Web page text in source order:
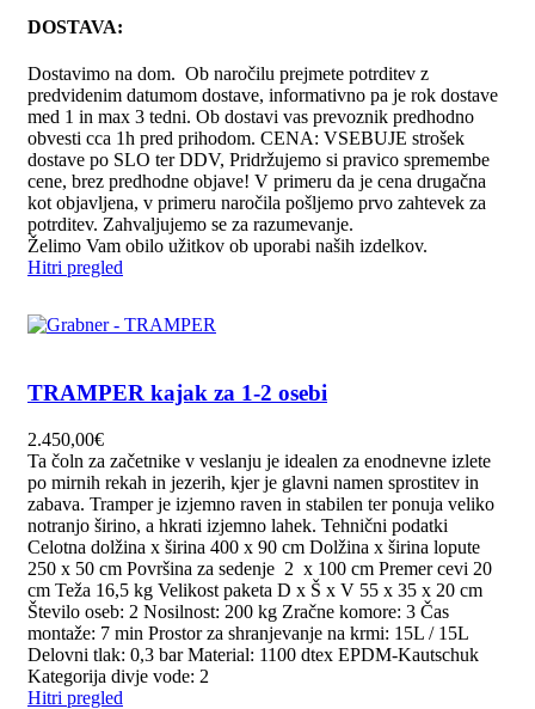
DOSTAVA:
Dostavimo na dom. Ob naročilu prejmete potrditev z
predvidenim datumom dostave, informativno pa je rok dostave
med 1 in max 3 tedni. Ob dostavi vas prevoznik predhodno
obvesti cca 1h pred prihodom. CENA: VSEBUJE strošek
dostave po SLO ter DDV, Pridržujemo si pravico spremembe
cene, brez predhodne objave! V primeru da je cena drugačna
kot objavljena, v primeru naročila pošljemo prvo zahtevek za
potrditev. Zahvaljujemo se za razumevanje.
Želimo Vam obilo užitkov ob uporabi naših izdelkov.
Hitri pregled
TRAMPER kajak za 1-2 osebi
2.450,00€
Ta čoln za začetnike v veslanju je idealen za enodnevne izlete
po mirnih rekah in jezerih, kjer je glavni namen sprostitev in
zabava. Tramper je izjemno raven in stabilen ter ponuja veliko
notranjo širino, a hkrati izjemno lahek. Tehnični podatki
Celotna dolžina x širina 400 x 90 cm Dolžina x širina lopute
250 x 50 cm Površina za sedenje 2 x 100 cm Premer cevi 20
cm Teža 16,5 kg Velikost paketa D x Š x V 55 x 35 x 20 cm
Število oseb: 2 Nosilnost: 200 kg Zračne komore: 3 Čas
montaže: 7 min Prostor za shranjevanje na krmi: 15L / 15L
Delovni tlak: 0,3 bar Material: 1100 dtex EPDM-Kautschuk
Kategorija divje vode: 2
Hitri pregled